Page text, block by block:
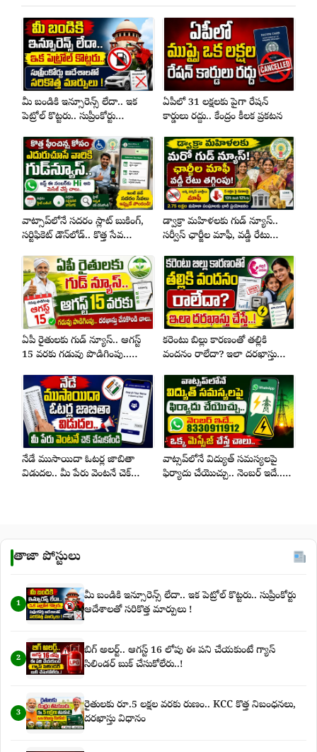
మీ బండికి ఇన్సూరెన్స్ లేదా.. ఇక
పెట్రోల్ కొట్టరు.. సుప్రీంకోర్టు
ఏపీలో 31 లక్షలకు పైగా రేషన్
కార్డులు రద్దు.. కేంద్రం కీలక ప్రకటన
వాట్సాప్‌లోనే సదరం స్లాట్ బుకింగ్,
సర్టిఫికెట్ డౌన్‌లోడ్.. కొత్త సేవ
డ్వాక్రా మహిళలకు గుడ్ న్యూస్..
సర్వీస్ ఛార్జీల మాఫీ, వడ్డీ రేటు
ఏపీ రైతులకు గుడ్ న్యూస్.. ఆగస్ట్
15 వరకు గడువు పొడిగింపు..
కరెంటు బిల్లు కారణంతో తల్లికి
వందనం రాలేదా? ఇలా దరఖాస్తు
నేడే ముసాయిదా ఓటర్ల జాబితా
విడుదల.. మీ పేరు వెంటనే చెక్
వాట్సప్‌లోనే విద్యుత్ సమస్యలపై
ఫిర్యాదు చేయొచ్చు.. నెంబర్ ఇదే..
తాజా పోస్టులు
1
మీ బండికి ఇన్సూరెన్స్ లేదా.. ఇక పెట్రోల్ కొట్టరు.. సుప్రీంకోర్టు
ఆదేశాలతో సరికొత్త మార్పులు !
2
బిగ్‌ అలర్ట్‌.. ఆగస్ట్‌ 16 లోపు ఈ పని చేయకుంటే గ్యాస్‌
సిలిండర్‌ బుక్‌ చేసుకోలేరు..!
3
రైతులకు రూ.5 లక్షల వరకు రుణం.. KCC కొత్త నిబంధనలు,
దరఖాస్తు విధానం